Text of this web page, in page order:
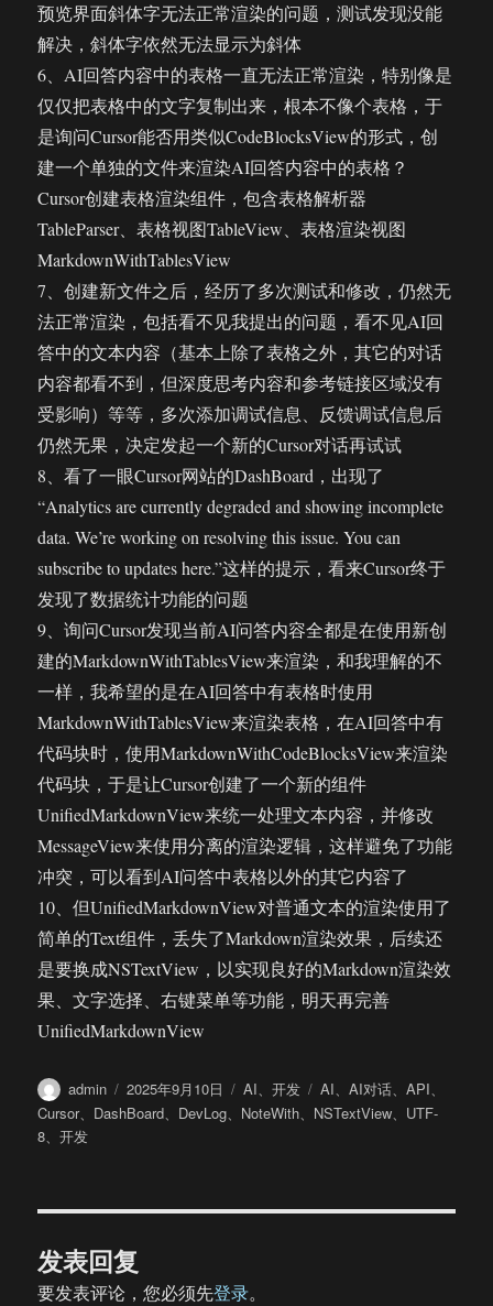
预览界面斜体字无法正常渲染的问题，测试发现没能
解决，斜体字依然无法显示为斜体
6、AI回答内容中的表格一直无法正常渲染，特别像是
仅仅把表格中的文字复制出来，根本不像个表格，于
是询问Cursor能否用类似CodeBlocksView的形式，创
建一个单独的文件来渲染AI回答内容中的表格？
Cursor创建表格渲染组件，包含表格解析器
TableParser、表格视图TableView、表格渲染视图
MarkdownWithTablesView
7、创建新文件之后，经历了多次测试和修改，仍然无
法正常渲染，包括看不见我提出的问题，看不见AI回
答中的文本内容（基本上除了表格之外，其它的对话
内容都看不到，但深度思考内容和参考链接区域没有
受影响）等等，多次添加调试信息、反馈调试信息后
仍然无果，决定发起一个新的Cursor对话再试试
8、看了一眼Cursor网站的DashBoard，出现了
“Analytics are currently degraded and showing incomplete
data. We’re working on resolving this issue. You can
subscribe to updates here.”这样的提示，看来Cursor终于
发现了数据统计功能的问题
9、询问Cursor发现当前AI问答内容全都是在使用新创
建的MarkdownWithTablesView来渲染，和我理解的不
一样，我希望的是在AI回答中有表格时使用
MarkdownWithTablesView来渲染表格，在AI回答中有
代码块时，使用MarkdownWithCodeBlocksView来渲染
代码块，于是让Cursor创建了一个新的组件
UnifiedMarkdownView来统一处理文本内容，并修改
MessageView来使用分离的渲染逻辑，这样避免了功能
冲突，可以看到AI问答中表格以外的其它内容了
10、但UnifiedMarkdownView对普通文本的渲染使用了
简单的Text组件，丢失了Markdown渲染效果，后续还
是要换成NSTextView，以实现良好的Markdown渲染效
果、文字选择、右键菜单等功能，明天再完善
UnifiedMarkdownView
作
者
admin
发
布
2025年9月10日
分
类
AI、开发
标
签
AI、AI对话、API、
Cursor、 DashBoard、 DevLog、 NoteWith、 NSTextView、 UTF-
8、开发
发表回复
要发表评论，您必须先登录。